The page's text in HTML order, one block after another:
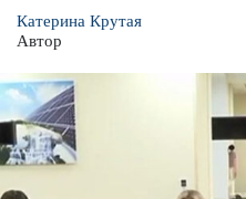
Катерина Крутая
Автор